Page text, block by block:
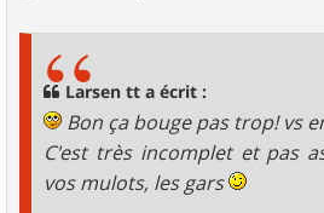
Larsen tt a écrit :
Bon ça bouge pas trop! vs
C'est très incomplet et pas
vos mulots, les gars